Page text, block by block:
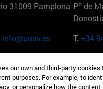
31009 Pamplona
info@unav.es
Pº de
T.+34
3 28023
165 W
EE.UU
our own and third-party
purposes. For example, to
or personalize how the